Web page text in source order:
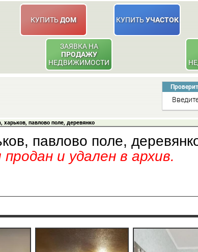
КУПИТЬДОМ КУПИТЬУЧАСТОК
ЗАЯВКА НА
ПРОДАЖУ
НЕДВИЖИМОСТИ
харьков, павлово поле, деревянко
павлово поле,
и удален в архив.